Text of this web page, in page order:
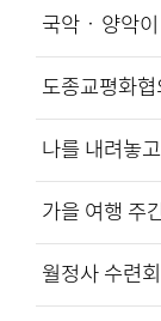
국악ㆍ양악
도종교평화
나를 내려놓
가을 여행 주
월정사 수련